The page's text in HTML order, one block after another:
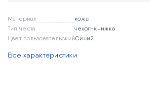
Материал
кожа
Тип чехла
чехол-книжка
Цвет пользовательскийСиний
Все характеристики